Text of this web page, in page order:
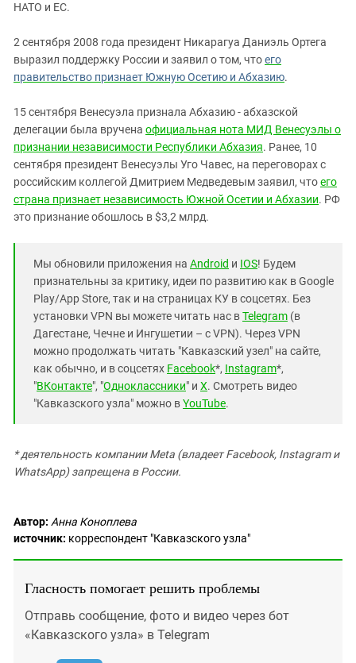
НАТО и ЕС.
2 сентября 2008 года президент Никарагуа Даниэль Ортега
выразил поддержку России и заявил о том, чтоего
правительство признает Южную Осетию и Абхазию.
15 сентября Венесуэла признала Абхазию - абхазской
делегации была вручена официальная нота МИД Венесуэлы о
признании независимости Республики Абхазия. Ранее, 10
сентября президент Венесуэлы Уго Чавес, на переговорах с
российским коллегой Дмитрием Медведевым заявил, чтоего
страна признает независимость Южной Осетии и Абхазии. РФ
это признание обошлось в $3,2 млрд.
Мы обновили приложения на Android и IOS! Будем
признательны за критику, идеи по развитию как в Google
Play/App Store, так и на страницах КУ в соцсетях. Без
установки VPN вы можете читать нас вTelegram (в
Дагестане, Чечне и Ингушетии – с VPN). Через VPN
можно продолжать читать "Кавказский узел" на сайте,
как обычно, и в соцсетях Facebook*, Instagram*,
"ВКонтакте", "Одноклассники" и X. Смотреть видео
"Кавказского узла" можно вYouTube.
* деятельность компании Meta (владеет Facebook, Instagram и
WhatsApp) запрещена в России.
Автор: Анна Коноплева
источник: корреспондент "Кавказского узла"
Гласность помогает решить проблемы
Отправь сообщение, фото и видео через бот
«Кавказского узла» в Telegram